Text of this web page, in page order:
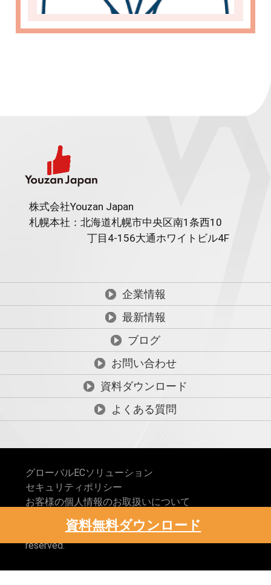
資料無料ダウンロード
株式会社Youzan Japan
札幌本社：北海道札幌市中央区南1条西10
丁目4-156大通ホワイトビル4F
企業情報
最新情報
ブログ
お問い合わせ
資料ダウンロード
よくある質問
グローバルECソリューション
セキュリティポリシー
お客様の個人情報のお取扱いについて
反社会勢力に対する基本方針
Copyright© 株式会社Youzan Japan All rights
reserved.